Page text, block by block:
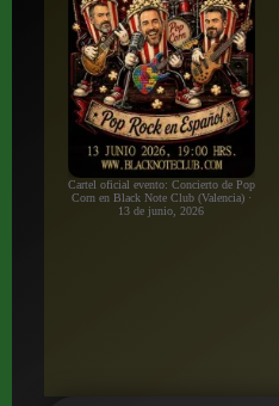
Cartel oficial evento: Concierto de Pop
Corn en Black Note Club (Valencia) ·
13 de junio, 2026